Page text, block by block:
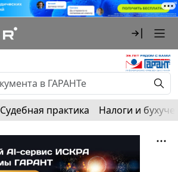
Судебная практика Налоги и